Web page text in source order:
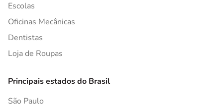
Escolas
Oficinas Mecânicas
Dentistas
Loja de Roupas
Principais estados do Brasil
São Paulo